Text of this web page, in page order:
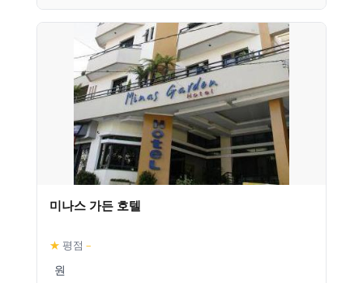
미나스 가든 호텔
★ 평점 –